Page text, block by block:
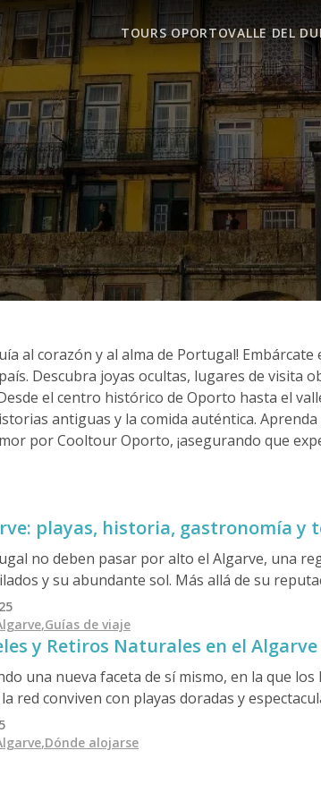
TOURS OPORTOVALLE DEL
al corazón y al alma de Portugal!
Descubra joyas ocultas, lugares de visita
el centro histórico de Oporto hasta el
antiguas y la comida auténtica.
por Cooltour Oporto, ¡asegurando que
playas, historia, gastronomía y
no deben pasar por alto el Algarve, una
y su abundante sol. Más allá de su
cultural y natural. Pintorescos pueblos
en marisco fresco y extensos parques
y atractivo.
,Guías de viaje
y Retiros Naturales en el Algarve
una nueva faceta de sí mismo, en la que
red conviven con playas doradas y
energía solar hasta pensiones sostenibles
las escapadas de sol y mar con un
,Dónde alojarse